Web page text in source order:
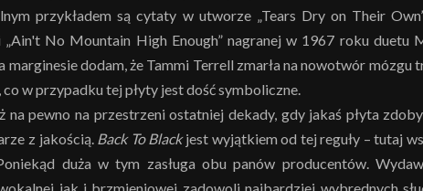
przykładem są cytaty w utworze „Tears Dry on Their
No Mountain High Enough” nagranej w 1967 roku duetu
marginesie dodam, że Tammi Terrell zmarła na nowotwór mózgu
w przypadku tej płyty jest dość symboliczne.
na pewno na przestrzeni ostatniej dekady, gdy jakaś płyta
z jakością. Back To Blackjest wyjątkiem od tej reguły – tutaj
duża w tym zasługa obu panów producentów.